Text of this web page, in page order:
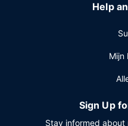
Help
Mijn
Sign Up
Stay informed